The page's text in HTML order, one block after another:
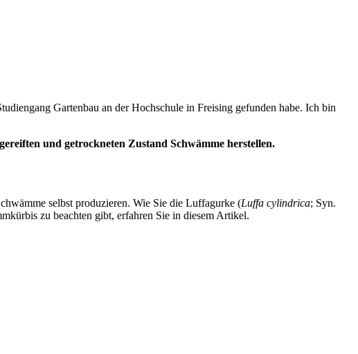
Gartenbau an der Hochschule in Freising gefunden habe. Ich bin
und getrockneten Zustand Schwämme herstellen.
selbst produzieren. Wie Sie die Luffagurke (Luffa cylindrica; Syn.
zu beachten gibt, erfahren Sie in diesem Artikel.